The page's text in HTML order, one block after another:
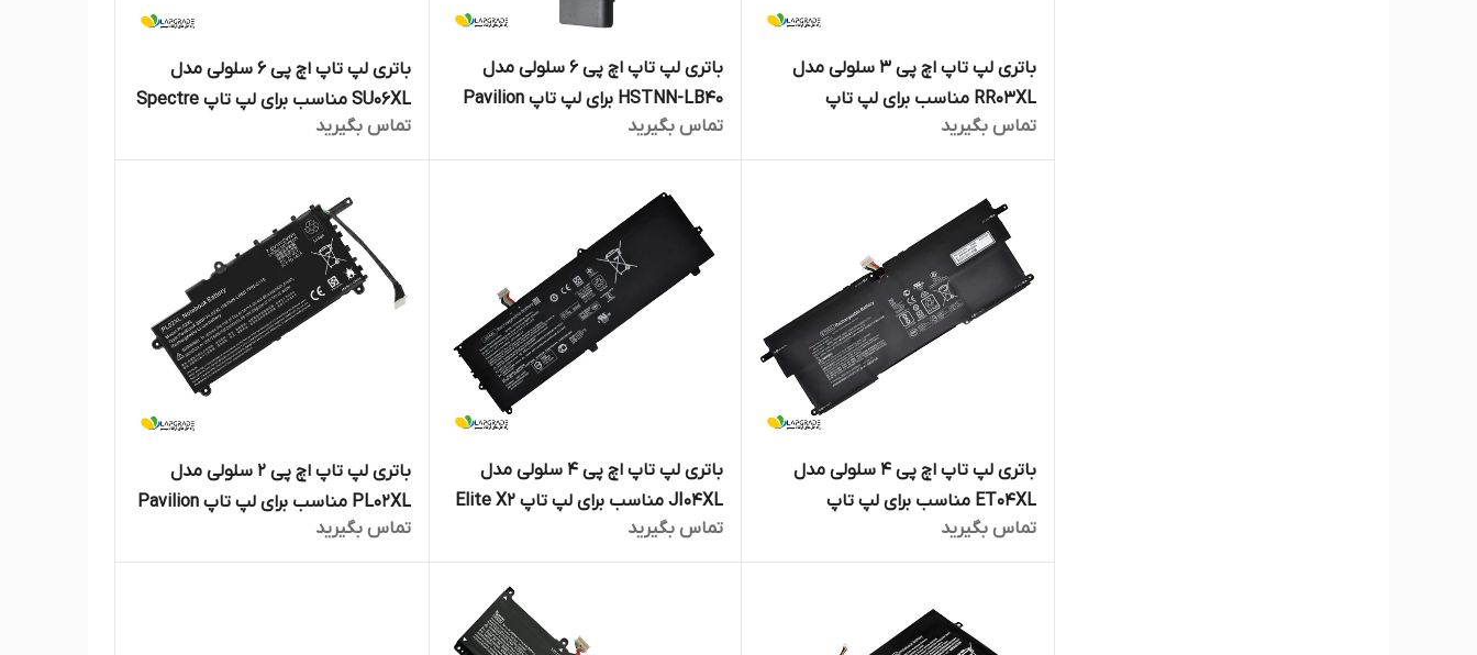
باتری لپ تاپ اچ پی 3 سلولی مدل
RR03XL مناسب برای لپ تاپ
PROBOOK 455 G4
تماس بگیرید
باتری لپ تاپ اچ پی 6 سلولی مدل
HSTNN-LB40 برای لپ تاپ Pavilion
17
تماس بگیرید
باتری لپ تاپ اچ پی 6 سلولی مدل
SU06XL مناسب برای لپ تاپ Spectre
X360 Convertible 15-DF
تماس بگیرید
باتری لپ تاپ اچ پی 4 سلولی مدل
ET04XL مناسب برای لپ تاپ
EliteBook X360 1020 G2
تماس بگیرید
باتری لپ تاپ اچ پی 4 سلولی مدل
JI04XL مناسب برای لپ تاپ Elite X2
1012 G2
تماس بگیرید
باتری لپ تاپ اچ پی 2 سلولی مدل
PL02XL مناسب برای لپ تاپ Pavilion
11-N X360
تماس بگیرید